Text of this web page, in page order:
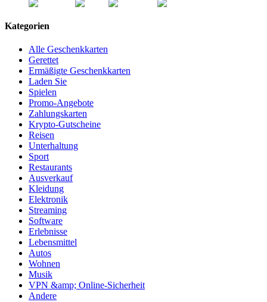
Kategorien
Alle Geschenkkarten
Gerettet
Ermäßigte Geschenkkarten
Laden Sie
Spielen
Promo-Angebote
Zahlungskarten
Krypto-Gutscheine
Reisen
Unterhaltung
Sport
Restaurants
Ausverkauf
Kleidung
Elektronik
Streaming
Software
Erlebnisse
Lebensmittel
Autos
Wohnen
Musik
VPN &amp; Online-Sicherheit
Andere